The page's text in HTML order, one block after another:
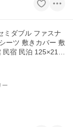
ミダブル ファスナ
ーツ 敷きカバー 敷
宿 民泊 125×215
ー